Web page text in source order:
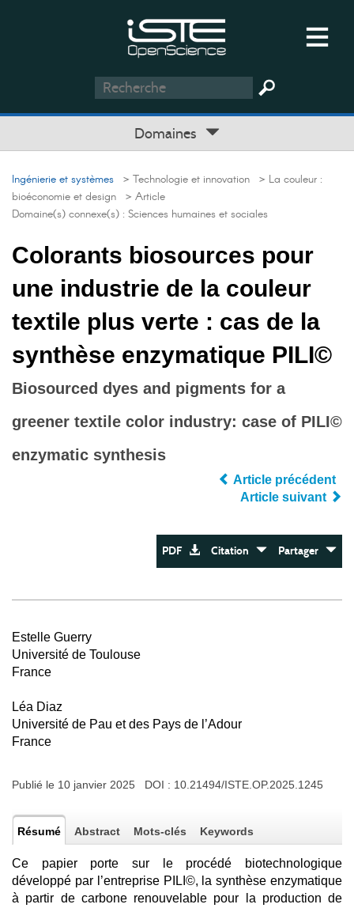
Domaines
Ingénierie et systèmes > Technologie et innovation > La couleur :
bioéconomie et design > Article
Domaine(s) connexe(s) : Sciences humaines et sociales
Colorants biosources pour
une industrie de la couleur
textile plus verte : cas de la
synthèse enzymatique PILI©
Biosourced dyes and pigments for a
greener textile color industry: case of PILI©
enzymatic synthesis
Article précédent
Article suivant
PDF Citation Partager
Estelle Guerry
Université de Toulouse
France
Léa Diaz
Université de Pau et des Pays de l’Adour
France
Publié le 10 janvier 2025 DOI : 10.21494/ISTE.OP.2025.1245
Résumé Abstract Mots-clés Keywords
Ce papier porte sur le procédé biotechnologique
développé par l’entreprise PILI©, la synthèse enzymatique
à partir de carbone renouvelable pour la production de